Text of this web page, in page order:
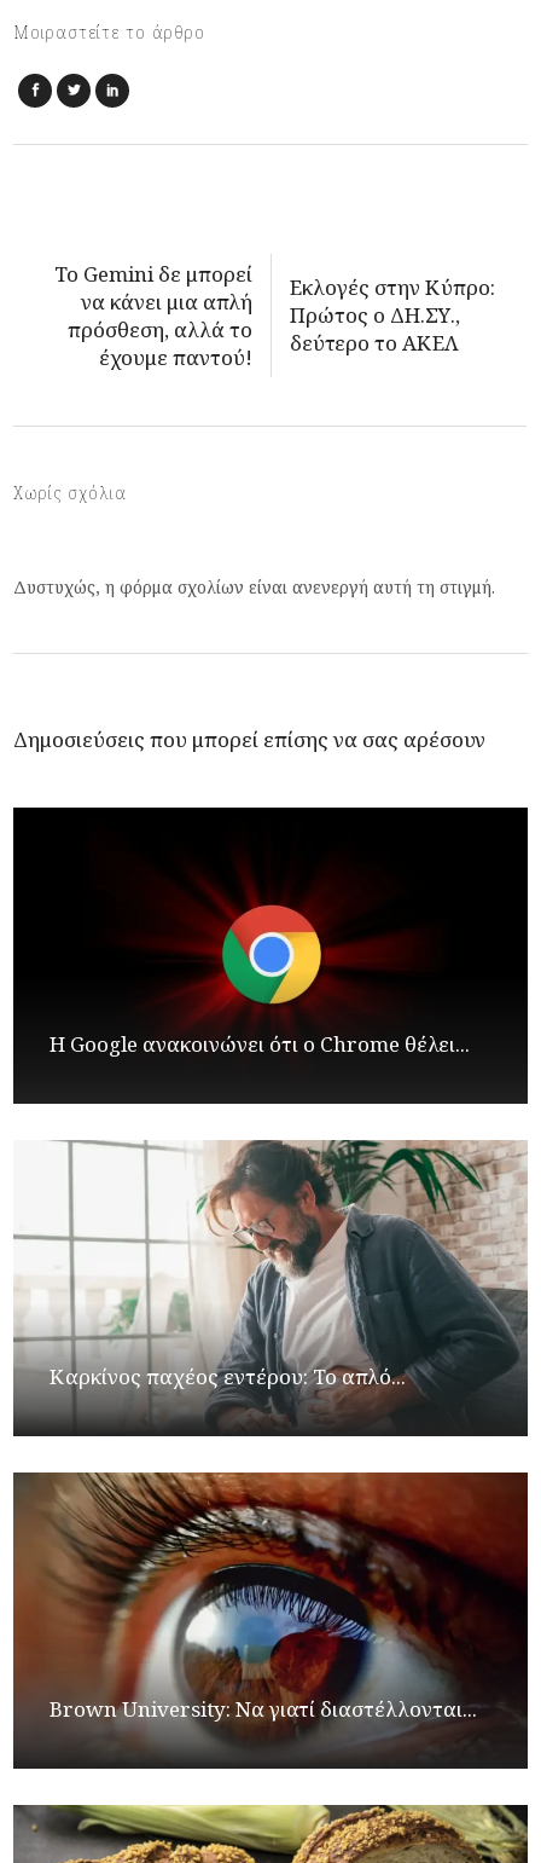
Μοιραστείτε το άρθρο
Το Gemini δε μπορεί
να κάνει μια απλή
πρόσθεση, αλλά το
έχουμε παντού!
Εκλογές στην Κύπρο:
Πρώτος ο ΔΗ.ΣΥ.,
δεύτερο το ΑΚΕΛ
Χωρίς σχόλια
Δυστυχώς, η φόρμα σχολίων είναι ανενεργή αυτή τη στιγμή.
Δημοσιεύσεις που μπορεί επίσης να σας αρέσουν
Η Google ανακοινώνει ότι ο Chrome θέλει...
Καρκίνος παχέος εντέρου: Το απλό...
Brown University: Να γιατί διαστέλλονται...